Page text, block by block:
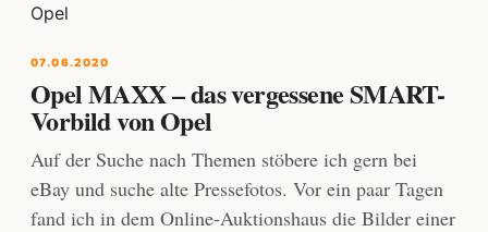
07.06.2020
Opel MAXX – das vergessene SMART-
Vorbild von Opel
Auf der Suche nach Themen stöbere ich gern bei
eBay und suche alte Pressefotos. Vor ein paar Tagen
fand ich in dem Online-Auktionshaus die Bilder einer